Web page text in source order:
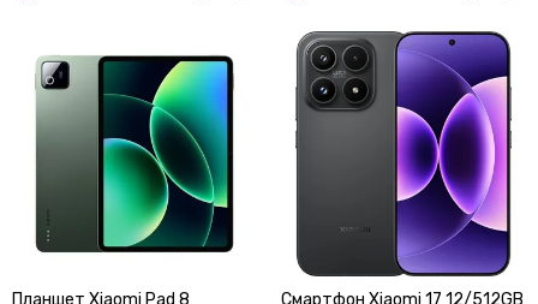
Планшет Xiaomi Pad 8
Смартфон Xiaomi 17 12/512GB